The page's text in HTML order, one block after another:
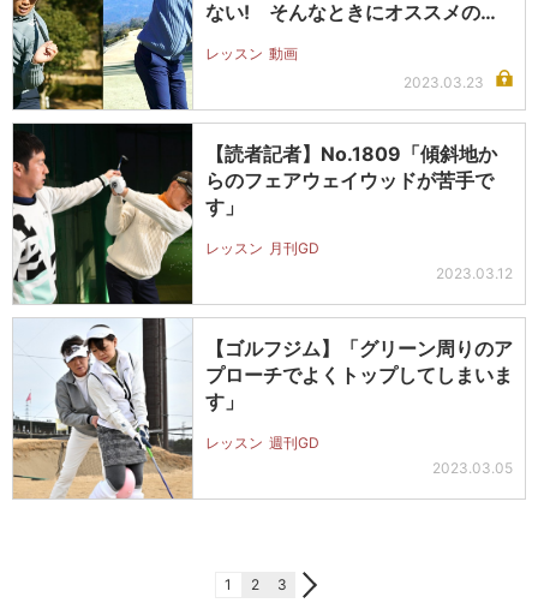
ない! そんなときにオススメの
レッスン 動画
2023.03.23
【読者記者】No.1809「傾斜地か
らのフェアウェイウッドが苦手で
す」
レッスン 月刊GD
2023.03.12
【ゴルフジム】「グリーン周りのア
プローチでよくトップしてしまいま
す」
レッスン 週刊GD
2023.03.05
1 2 3